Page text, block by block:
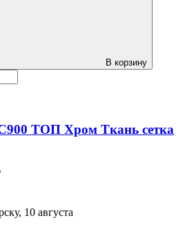
В корзину
ТОП Хром Ткань сетка
10 августа